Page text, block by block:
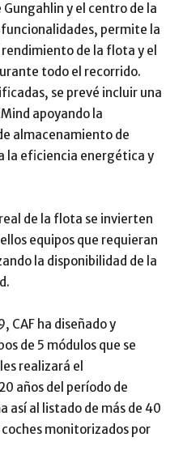
y el centro de la
permite la
de la flota y el
todo el recorrido.
se prevé incluir una
apoyando la
almacenamiento de
la eficiencia energética y
de la flota se invierten
equipos que requieran
la disponibilidad de la
CAF ha diseñado y
de 5 módulos que se
realizará el
años del período de
así al listado de más de 40
monitorizados por